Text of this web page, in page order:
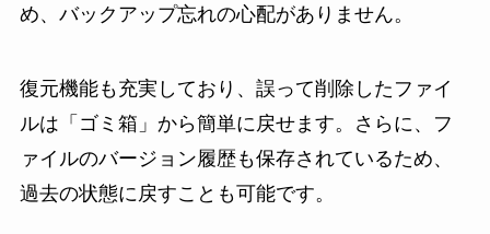
め、バックアップ忘れの心配がありません。
復元機能も充実しており、誤って削除したファイ
ルは「ゴミ箱」から簡単に戻せます。さらに、フ
ァイルのバージョン履歴も保存されているため、
過去の状態に戻すことも可能です。